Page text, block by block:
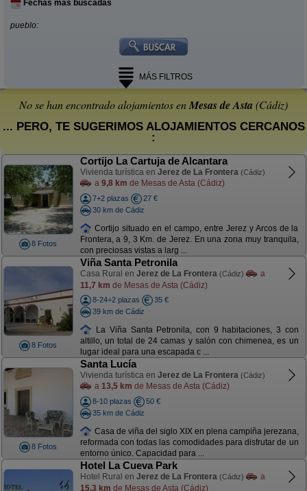
Fechas más buscadas
pueblo:
MÁS FILTROS
No se han encontrado alojamientos enMesas de Asta (Cádiz)
... PERO, TE SUGERIMOS ALOJAMIENTOS CERCANOS
:
8 Fotos
Cortijo La Cartuja de Alcantara
Vivienda turística en Jerez de La Frontera (Cádiz)
a 9,8 km de Mesas de Asta (Cádiz)
7+2 plazas
27 €
30 km de Cádiz
Cortijo situado en el campo, entre Jerez y Arcos de la
Frontera, a 9, 3 Km. de Jerez. En una zona muy tranquila,
con preciosas vistas a larg ...
8 Fotos
Viña Santa Petronila
Casa Rural en Jerez de La Frontera (Cádiz)
a
11,7 km de Mesas de Asta (Cádiz)
8-24+2 plazas
35 €
39 km de Cádiz
La Viña Santa Petronila, con 9 habitaciones, 3 con
altillo, un total de 24 camas y salón con chimenea, es un
lugar ideal para una escapada c ...
8 Fotos
Santa Lucía
Vivienda turística en Jerez de La Frontera (Cádiz)
a 13,5 km de Mesas de Asta (Cádiz)
8-10 plazas
50 €
35 km de Cádiz
Casa de viña del siglo XIX en plena campiña jerezana,
reformada con todas las comodidades para disfrutar de un
entorno único. Capacidad para ...
Hotel La Cueva Park
Hotel Rural en Jerez de La Frontera (Cádiz)
a
15,3 km de Mesas de Asta (Cádiz)